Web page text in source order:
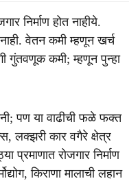
निर्माण होत नाहीये.
नाही. वेतन कमी म्हणून खर्च
गुंतवणूक कमी; म्हणून पुन्हा
पण या वाढीची फळे फक्त
लक्झरी कार वगैरे क्षेत्र
प्रमाणात रोजगार निर्माण
किराणा मालाची लहान